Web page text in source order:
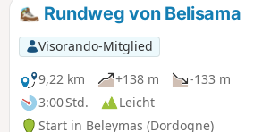
Rundweg von Belisama
Visorando-Mitglied
9,22 km
+138 m
-133 m
3:00 Std.
Leicht
Start in Beleymas (Dordogne)